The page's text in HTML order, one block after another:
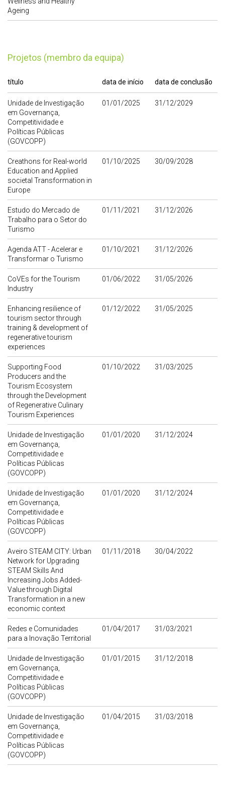
Ageing
Projetos (membro da equipa)
título data de início data de conclusão
Unidade de Investigação
em Governança,
Competitividade e
Políticas Públicas
(GOVCOPP)
01/01/2025 31/12/2029
Creathons for Real-world
Education and Applied
societal Transformation in
Europe
01/10/2025 30/09/2028
Estudo do Mercado de
Trabalho para o Setor do
Turismo
01/11/2021 31/12/2026
Agenda ATT - Acelerar e
Transformar o Turismo
01/10/2021 31/12/2026
CoVEs for the Tourism
Industry
01/06/2022 31/05/2026
Enhancing resilience of
tourism sector through
training & development of
regenerative tourism
experiences
01/12/2022 31/05/2025
Supporting Food
Producers and the
Tourism Ecosystem
through the Development
of Regenerative Culinary
Tourism Experiences
01/10/2022 31/03/2025
Unidade de Investigação
em Governança,
Competitividade e
Políticas Públicas
(GOVCOPP)
01/01/2020 31/12/2024
Unidade de Investigação
em Governança,
Competitividade e
Políticas Públicas
(GOVCOPP)
01/01/2020 31/12/2024
Aveiro STEAM CITY: Urban
Network for Upgrading
STEAM Skills And
Increasing Jobs Added-
Value through Digital
Transformation in a new
economic context
01/11/2018 30/04/2022
Redes e Comunidades
para a Inovação Territorial
01/04/2017 31/03/2021
Unidade de Investigação
em Governança,
Competitividade e
Políticas Públicas
(GOVCOPP)
01/01/2015 31/12/2018
Unidade de Investigação
em Governança,
Competitividade e
Políticas Públicas
(GOVCOPP)
01/04/2015 31/03/2018